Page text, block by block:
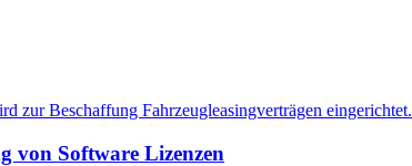
zur Beschaffung Fahrzeugleasingverträgen eingerichtet.
von Software Lizenzen